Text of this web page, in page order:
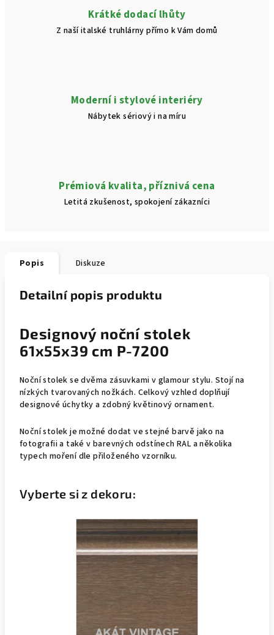
Krátké dodací lhůty
Z naší italské truhlárny přímo k Vám domů
Moderní i stylové interiéry
Nábytek sériový i na míru
Prémiová kvalita, příznivá cena
Letitá zkušenost, spokojení zákazníci
Popis Diskuze
Detailní popis produktu
Designový noční stolek
61x55x39 cm P-7200
Noční stolek se dvěma zásuvkami v glamour stylu. Stojí na
nízkých tvarovaných nožkách. Celkový vzhled doplňují
designové úchytky a zdobný květinový ornament.
Noční stolek je možné dodat ve stejné barvě jako na
fotografii a také v barevných odstínech RAL a několika
typech moření dle přiloženého vzorníku.
Vyberte si z dekoru: